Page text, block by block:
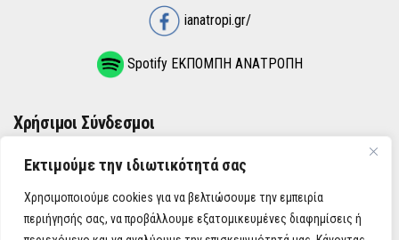
Εκτιμούμε την ιδιωτικότητά σας
Χρησιμοποιούμε cookies για να βελτιώσουμε την εμπειρία
περιήγησής σας, να προβάλλουμε εξατομικευμένες διαφημίσεις ή
ianatropi.gr/
Spotify ΕΚΠΟΜΠΗ ΑΝΑΤΡΟΠΗ
Χρήσιμοι Σύνδεσμοι
ΌΡΟΙ ΧΡΉΣΗΣ
ΠΟΛΙΤΙΚΉ ΑΠΟΡΡΉΤΟΥ